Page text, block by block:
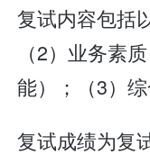
复试内容包括
（2）业务素
能）；（3）综
复试成绩为复